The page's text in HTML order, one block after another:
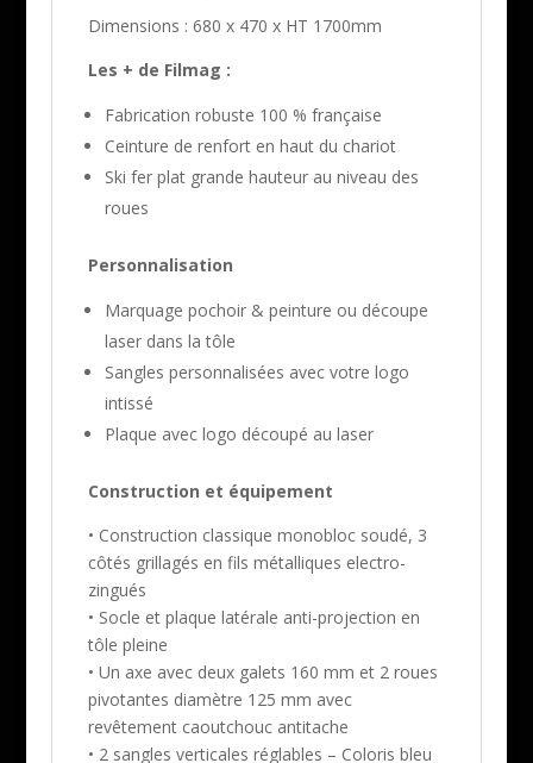
Dimensions : 680 x 470 x HT 1700mm
Les + de Filmag :
Fabrication robuste 100 % française
Ceinture de renfort en haut du chariot
Ski fer plat grande hauteur au niveau des
roues
Personnalisation
Marquage pochoir & peinture ou découpe
laser dans la tôle
Sangles personnalisées avec votre logo
intissé
Plaque avec logo découpé au laser
Construction et équipement
• Construction classique monobloc soudé, 3
côtés grillagés en fils métalliques electro-
zingués
• Socle et plaque latérale anti-projection en
tôle pleine
• Un axe avec deux galets 160 mm et 2 roues
pivotantes diamètre 125 mm avec
revêtement caoutchouc antitache
• 2 sangles verticales réglables – Coloris bleu